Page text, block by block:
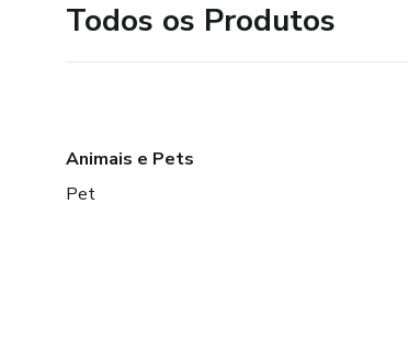
Todos os Produtos
Animais e Pets
Pet